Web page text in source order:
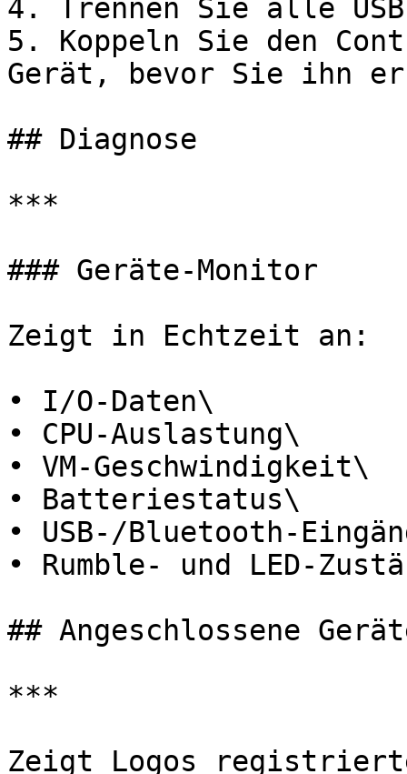
4. Trennen Sie alle
5. Koppeln Sie den
Gerät, bevor Sie ihn
## Diagnose
***
### Geräte-Monitor
Zeigt in Echtzeit an:
• I/O-Daten\
• CPU-Auslastung\
• VM-Geschwindigkeit\
• Batteriestatus\
• USB-/Bluetooth-
• Rumble- und LED-
## Angeschlossene
***
Zeigt Logos